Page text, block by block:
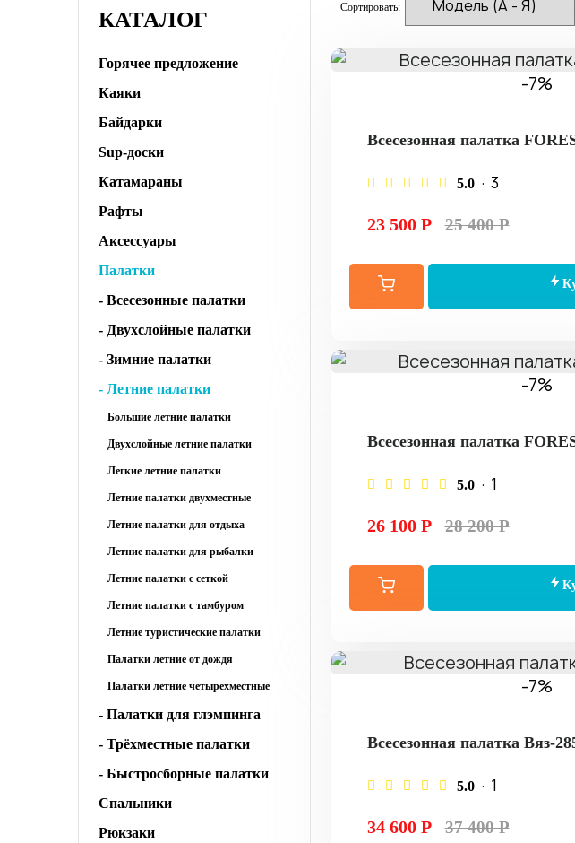
КАТАЛОГ
Горячее предложение
Каяки
Байдарки
Sup-доски
Катамараны
Рафты
Аксессуары
Палатки
- Всесезонные палатки
- Двухслойные палатки
- Зимние палатки
- Летние палатки
Большие летние палатки
Двухслойные летние палатки
Легкие летние палатки
Летние палатки двухместные
Летние палатки для отдыха
Летние палатки для рыбалки
Летние палатки с сеткой
Летние палатки с тамбуром
Летние туристические палатки
Палатки летние от дождя
Палатки летние четырехместные
- Палатки для глэмпинга
- Трёхместные палатки
- Быстросборные палатки
Спальники
Рюкзаки
Сортировать:
-7%
Всесезонная палатка
5.0 · 3
23 500 Р 25 400 Р
-7%
Всесезонная палатка
5.0 · 1
26 100 Р 28 200 Р
-7%
Всесезонная палатка Вяз-
5.0 · 1
34 600 Р 37 400 Р